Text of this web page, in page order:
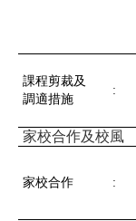
課程剪裁及
調適措施
:
家校合作及校風
家校合作 :